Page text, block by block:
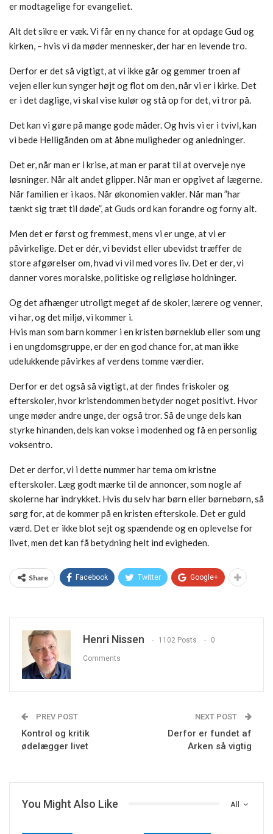
er modtagelige for evangeliet.
Alt det sikre er væk. Vi får en ny chance for at opdage Gud og
kirken, – hvis vi da møder mennesker, der har en levende tro.
Derfor er det så vigtigt, at vi ikke går og gemmer troen af
vejen eller kun synger højt og flot om den, når vi er i kirke. Det
er i det daglige, vi skal vise kulør og stå op for det, vi tror på.
Det kan vi gøre på mange gode måder. Og hvis vi er i tvivl, kan
vi bede Helligånden om at åbne muligheder og anledninger.
Det er, når man er i krise, at man er parat til at overveje nye
løsninger. Når alt andet glipper. Når man er opgivet af lægerne.
Når familien er i kaos. Når økonomien vakler. Når man ”har
tænkt sig træt til døde”, at Guds ord kan forandre og forny alt.
Men det er først og fremmest, mens vi er unge, at vi er
påvirkelige. Det er dér, vi bevidst eller ubevidst træffer de
store afgørelser om, hvad vi vil med vores liv. Det er der, vi
danner vores moralske, politiske og religiøse holdninger.
Og det afhænger utroligt meget af de skoler, lærere og venner,
vi har, og det miljø, vi kommer i.
Hvis man som barn kommer i en kristen børneklub eller som ung
i en ungdomsgruppe, er der en god chance for, at man ikke
udelukkende påvirkes af verdens tomme værdier.
Derfor er det også så vigtigt, at der findes friskoler og
efterskoler, hvor kristendommen betyder noget positivt. Hvor
unge møder andre unge, der også tror. Så de unge dels kan
styrke hinanden, dels kan vokse i modenhed og få en personlig
voksentro.
Det er derfor, vi i dette nummer har tema om kristne
efterskoler. Læg godt mærke til de annoncer, som nogle af
skolerne har indrykket. Hvis du selv har børn eller børnebørn, så
sørg for, at de kommer på en kristen efterskole. Det er guld
værd. Det er ikke blot sejt og spændende og en oplevelse for
livet, men det kan få betydning helt ind evigheden.
Share Facebook Twitter Google+
Henri Nissen 1102 Posts 0
Comments
PREV POST
Kontrol og kritik
ødelægger livet
NEXT POST
Derfor er fundet af
Arken så vigtig
All
You Might Also Like